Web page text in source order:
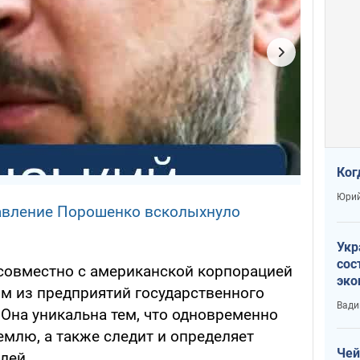
Порошенко всколыхнуло
с американской корпорацией
из предприятий государственного
уникальна тем, что одновременно
а также следит и определяет